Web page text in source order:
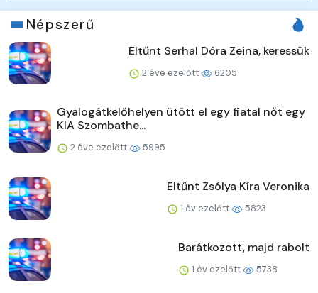
Népszerű
Eltűnt Serhal Dóra Zeina, keressük
2 éve ezelőtt 6205
Gyalogátkelőhelyen ütött el egy fiatal nőt egy
KIA Szombathe...
2 éve ezelőtt 5995
Eltűnt Zsólya Kíra Veronika
1 év ezelőtt 5823
Barátkozott, majd rabolt
1 év ezelőtt 5738